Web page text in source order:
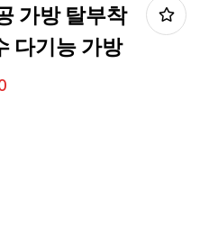
가방 탈부착
다기능 가방